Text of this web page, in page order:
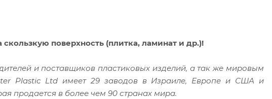
поверхность (плитка, ламинат и др.)!
и поставщиков пластиковых изделий, а так же мировым
Plastic Ltd имеет 29 заводов в Израиле, Европе и США и
продается в более чем 90 странах мира.